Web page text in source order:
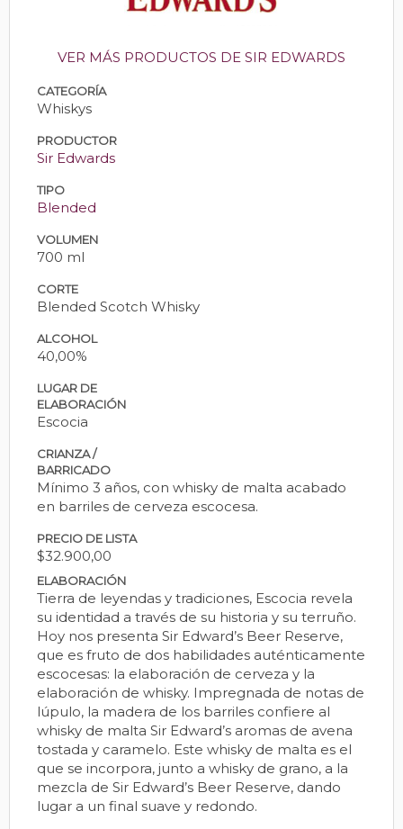
VER MÁS PRODUCTOS DE SIR EDWARDS
CATEGORÍA
Whiskys
PRODUCTOR
Sir Edwards
TIPO
Blended
VOLUMEN
700 ml
CORTE
Blended Scotch Whisky
ALCOHOL
40,00%
LUGAR DE
ELABORACIÓN
Escocia
CRIANZA /
BARRICADO
Mínimo 3 años, con whisky de malta acabado
en barriles de cerveza escocesa.
PRECIO DE LISTA
$32.900,00
ELABORACIÓN
Tierra de leyendas y tradiciones, Escocia revela
su identidad a través de su historia y su terruño.
Hoy nos presenta Sir Edward’s Beer Reserve,
que es fruto de dos habilidades auténticamente
escocesas: la elaboración de cerveza y la
elaboración de whisky. Impregnada de notas de
lúpulo, la madera de los barriles confiere al
whisky de malta Sir Edward’s aromas de avena
tostada y caramelo. Este whisky de malta es el
que se incorpora, junto a whisky de grano, a la
mezcla de Sir Edward’s Beer Reserve, dando
lugar a un final suave y redondo.